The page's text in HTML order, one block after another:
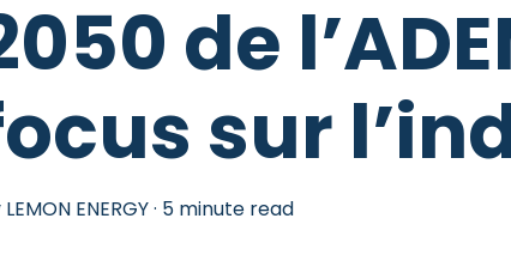
de
sur
LEMON ENERGY· 5 minute read